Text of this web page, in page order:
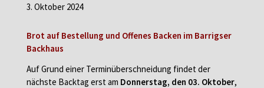
3. Oktober 2024
Brot auf Bestellung und Offenes Backen im Barrigser
Backhaus
Auf Grund einer Terminüberschneidung findet der
nächste Backtag erst am Donnerstag, den 03. Oktober,